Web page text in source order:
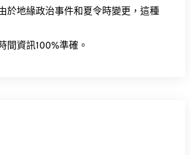
於地緣政治事件和夏令時變更，這種
間資訊100%準確。